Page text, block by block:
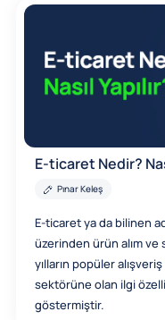
E-ticaret Nedir?
Pınar Keleş
E-ticaret ya da bilinen
üzerinden ürün alım ve
yılların popüler
sektörüne olan ilgi
göstermiştir.